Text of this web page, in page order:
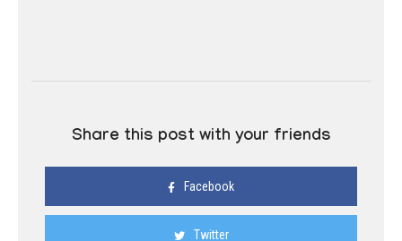
Share this post with your friends
Facebook
Twitter